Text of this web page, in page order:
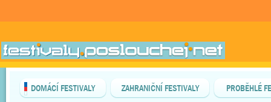
DOMÁCÍ FESTIVALY ZAHRANIČNÍ FESTIVALY PROBĚHLÉ